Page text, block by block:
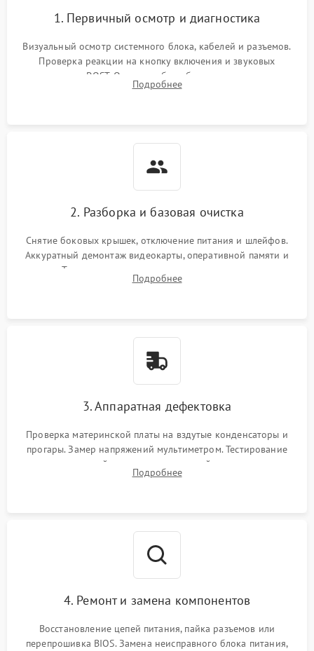
Ошибки в работе
оперативной памяти
1500 ₽ Подробнее →
Не распознается USB-порт 1300 ₽ Подробнее →
1. Первичный осмотр и диагностика
Визуальный осмотр системного блока, кабелей и разъемов.
Проверка реакции на кнопку включения и звуковых
сигналов POST. Оценка работы блока питания для
локализации базовых неисправностей без полного разбора.
Подробнее
2. Разборка и базовая очистка
Снятие боковых крышек, отключение питания и шлейфов.
Аккуратный демонтаж видеокарты, оперативной памяти и
кулеров. Тщательная очистка корпуса и радиаторов от пыли
с помощью сжатого воздуха для предотвращения
Подробнее
3. Аппаратная дефектовка
Проверка материнской платы на вздутые конденсаторы и
прогары. Замер напряжений мультиметром. Тестирование
оперативной памяти и накопителей с помощью
диагностического ПО для выявления сбойных секторов и
Подробнее
4. Ремонт и замена компонентов
Восстановление цепей питания, пайка разъемов или
перепрошивка BIOS. Замена неисправного блока питания,